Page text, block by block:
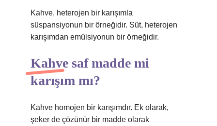
Kahve, heterojen bir karışımla
süspansiyonun bir örneğidir. Süt, heterojen
karışımdan emülsiyonun bir örneğidir.
Kahve saf madde mi
karışım mı?
Kahve homojen bir karışımdır. Ek olarak,
şeker de çözünür bir madde olarak